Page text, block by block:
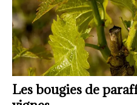
Les bougies de